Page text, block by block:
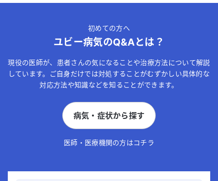
初めての方へ
ユビー病気のQ&Aとは？
現役の医師が、患者さんの気になることや治療方法について解説
しています。ご自身だけでは対処することがむずかしい具体的な
対応方法や知識などを知ることができます。
病気・症状から探す
医師・医療機関の方はコチラ